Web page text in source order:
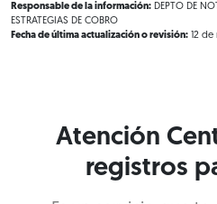
Responsable de la información: DEPTO DE
ESTRATEGIAS DE COBRO
Fecha de última actualización o revisión: 12
Atención
registros